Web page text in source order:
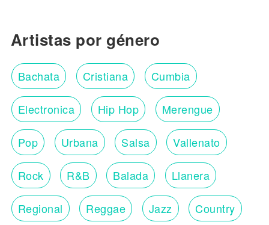
Artistas por género
Bachata Cristiana Cumbia
Electronica Hip Hop Merengue
Pop Urbana Salsa Vallenato
Rock R&B Balada Llanera
Regional Reggae Jazz Country